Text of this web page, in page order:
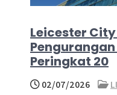
Leicester
Peringkat 20
02/07/2026